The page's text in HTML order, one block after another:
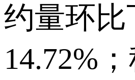
约量环比
14.72%